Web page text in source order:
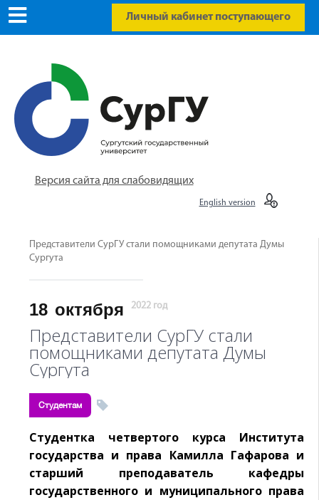
Личный кабинет поступающего
Версия сайта для слабовидящих
English version
Представители СурГУ стали помощниками депутата Думы
Сургута
18 октября 2022 год
Представители СурГУ стали
помощниками депутата Думы
Сургута
Студентам
Студентка четвертого курса Института
государства и права Камилла Гафарова и
старший преподаватель кафедры
государственного и муниципального права